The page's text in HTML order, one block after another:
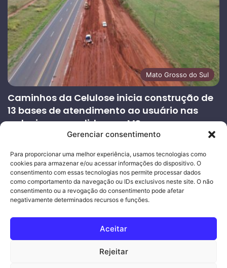
Gerenciar consentimento
Para proporcionar uma melhor experiência, usamos tecnologias como
cookies para armazenar e/ou acessar informações do dispositivo. O
consentimento com essas tecnologias nos permite processar dados
como comportamento da navegação ou IDs exclusivos neste site. O não
consentimento ou a revogação do consentimento pode afetar
negativamente determinados recursos e funções.
Aceitar
Rejeitar
Mato Grosso do Sul
Caminhos da Celulose inicia construção de
13 bases de atendimento ao usuário nas
rodovias concedidas em MS
Página
anterior
Próxima
página
Ouro Empresas- Desenvolvimento Web
Joeber Garcia
FacebookInstagram